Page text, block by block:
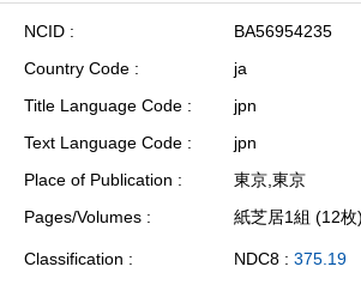
NCID
BA56954235
Country Code
ja
Title Language Code
jpn
Text Language Code
jpn
Place of Publication
東京,東京
Pages/Volumes
紙芝居1組 (12枚)
Classification NDC8 : 375.19